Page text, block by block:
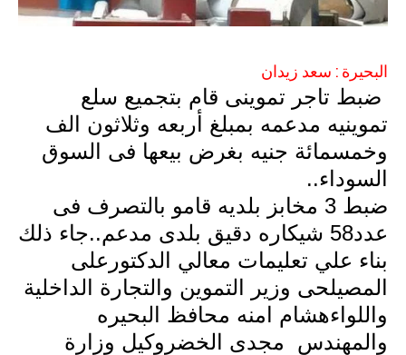
البحيرة : سعد زيدان
ضبط تاجر تموينى قام بتجميع سلع
تموينيه مدعمه بمبلغ أربعه وثلاثون الف
وخمسمائة جنيه بغرض بيعها فى السوق
السوداء..
ضبط 3 مخابز بلديه قامو بالتصرف فى
عدد58 شيكاره دقيق بلدى مدعم..جاء ذلك
بناء علي تعليمات معالي الدكتورعلى
المصيلحى وزير التموين والتجارة الداخلية
واللواءهشام امنه محافظ البحيره
والمهندس
مجدى الخضروكيل وزارة